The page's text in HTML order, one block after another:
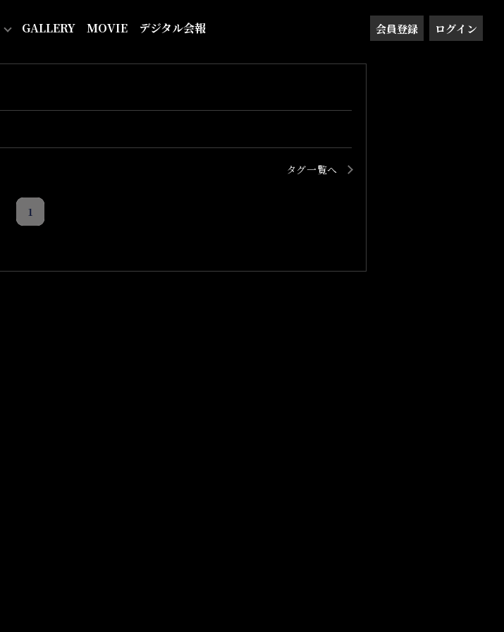
GALLERY MOVIE デジタル会報 会員登録 ログイン
タグ一覧へ
1